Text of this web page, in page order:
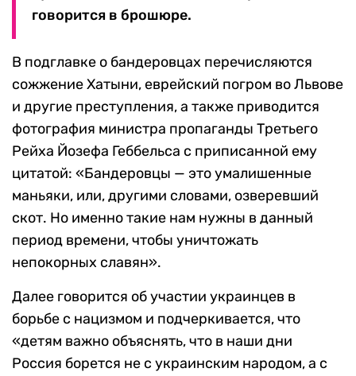
говорится в брошюре.
В подглавке о бандеровцах перечисляются
сожжение Хатыни, еврейский погром во Львове
и другие преступления, а также приводится
фотография министра пропаганды Третьего
Рейха Йозефа Геббельса с приписанной ему
цитатой: «Бандеровцы — это умалишенные
маньяки, или, другими словами, озверевший
скот. Но именно такие нам нужны в данный
период времени, чтобы уничтожать
непокорных славян».
Далее говорится об участии украинцев в
борьбе с нацизмом и подчеркивается, что
«детям важно объяснять, что в наши дни
Россия борется не с украинским народом, а с